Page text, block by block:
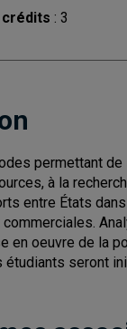
crédits : 3
permettant
à la
entre États
en oeuvre de la
étudiants seront